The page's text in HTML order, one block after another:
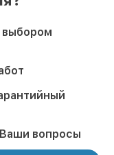
вопросы